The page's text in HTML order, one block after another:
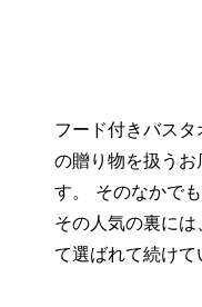
フード付きバス
の贈り物を扱う
す。 そのなかで
その人気の裏に
て選ばれて続けて